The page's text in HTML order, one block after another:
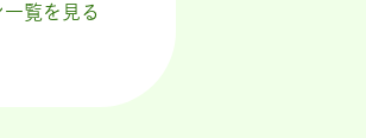
覧を見る